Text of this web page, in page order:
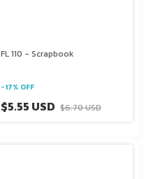
FL 110 - Scrapbook
-17% OFF
$5.55 USD $6.70 USD